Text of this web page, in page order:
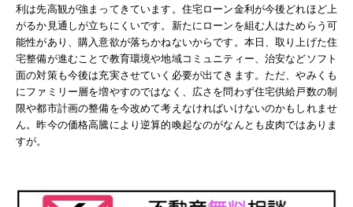
利は先高観が強まってきています。住宅ローン金利が今後どれほど上
がるか見通しが立ちにくいです。新たにローンを組む人はためらう可
能性があり、購入意欲が落ちかねないからです。本日、取り上げた住
宅整備が進むことで教育環境や地域コミュニティー、治安などソフト
面の対策も今後は充実させていく必要が出てきます。ただ、やみくも
にファミリー層を増やすのではなく、広さを問わず住宅供給戸数の制
限や都市計画の整備を今改めて考えなければいけないのかもしれませ
ん。昨今の価格高騰により逆算的喚起なのがなんとも皮肉ではありま
すが。